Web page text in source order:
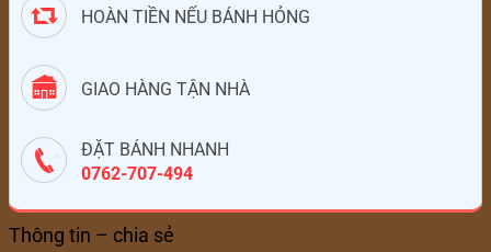
HOÀN TIỀN NẾU BÁNH HỎNG
GIAO HÀNG TẬN NHÀ
ĐẶT BÁNH NHANH
0762-707-494
Thông tin – chia sẻ